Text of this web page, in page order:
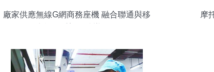
廠家供應無線G網商務座機 融合聯通與移
摩